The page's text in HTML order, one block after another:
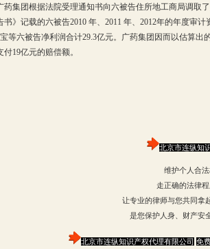
团根据法院受理通知书向六被告住所地工商局调取
书》记载的六被告2010 年、2011 年、2012年的年度审
等六被告净利润合计29.3亿元。广药集团因而以估算
19亿元的赔偿额。
北京市连纵知
维护个人合
走正确的法律
让专业的律师与您共同拿
是您保护人身、财产安
北京市连纵知识产权代理有限公司 免